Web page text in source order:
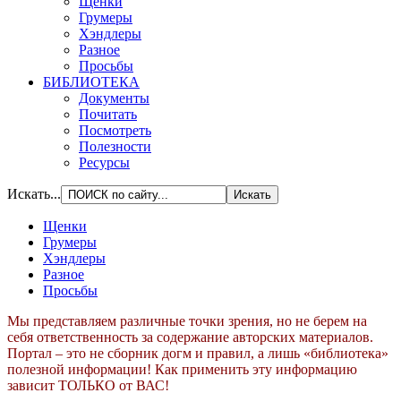
Грумеры
Хэндлеры
Разное
Просьбы
БИБЛИОТЕКА
Документы
Почитать
Посмотреть
Полезности
Ресурсы
Искать...
Щенки
Грумеры
Хэндлеры
Разное
Просьбы
Мы представляем различные точки зрения, но не берем на
себя ответственность за содержание авторских материалов.
Портал – это не сборник догм и правил, а лишь «библиотека»
полезной информации! Как применить эту информацию
зависит ТОЛЬКО от ВАС!